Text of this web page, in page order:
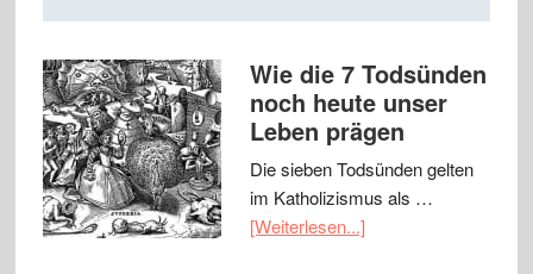
Wie die 7 Todsünden
noch heute unser
Leben prägen
Die sieben Todsünden gelten
im Katholizismus als …
[Weiterlesen...]